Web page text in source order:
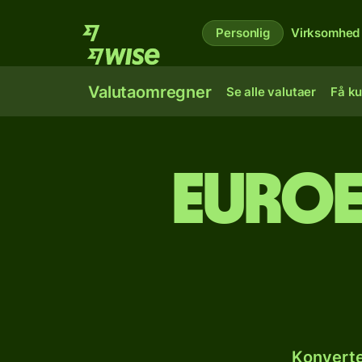
Personlig Virksomhed
Valutaomregner Se alle valutaer Få